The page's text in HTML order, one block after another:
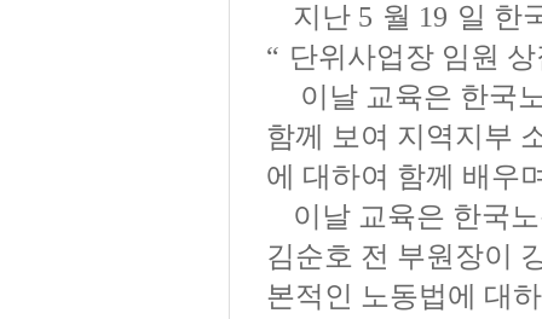
지난 5 월 19 일 한
“ 단위사업장 임원
이날 교육은 한국
함께 보여 지역지부
에 대하여 함께 배우
이날 교육은 한국
김순호 전 부원장이
본적인 노동법에 대